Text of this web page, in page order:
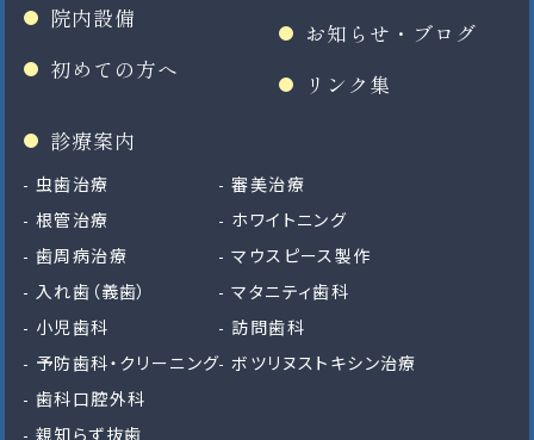
院内設備
初めての方へ
お知らせ・ブログ
リンク集
診療案内
虫歯治療
根管治療
歯周病治療
入れ歯（義歯）
小児歯科
予防歯科・クリーニング
歯科口腔外科
親知らず抜歯
審美治療
ホワイトニング
マウスピース製作
マタニティ歯科
訪問歯科
ボツリヌストキシン治療